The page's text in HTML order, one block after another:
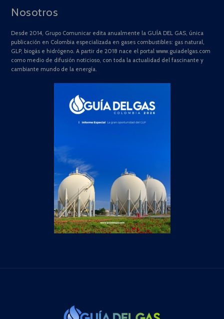
Nosotros
Desde 2014, Grupo Comunicar edita anualmente la GUÍA DEL GAS, única
publicación en Colombia especializada en gases combustibles: gas natural,
GLP, biogás e hidrógeno. A partir de 2018 nace el portal www.guiadelgas.com
como medio de difusión noticioso, con toda la actualidad del fascinante y
cambiante mundo de la energía.